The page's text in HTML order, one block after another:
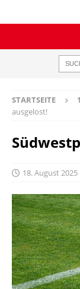
STARTSEITE
ausgelost!
18. August 2025